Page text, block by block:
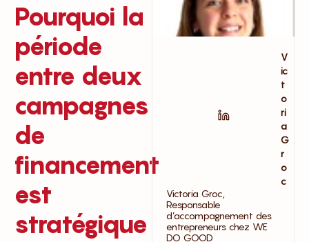
Pourquoi la
période
entre deux
campagnes
de
financement
est
stratégique
V
ic
t
o
ri
a
G
r
o
c
Victoria Groc,
Responsable
d’accompagnement des
entrepreneurs chez WE
DO GOOD